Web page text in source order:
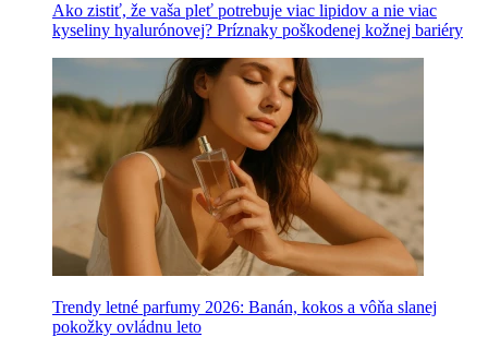
Ako zistiť, že vaša pleť potrebuje viac lipidov a nie viac
kyseliny hyalurónovej? Príznaky poškodenej kožnej bariéry
Trendy letné parfumy 2026: Banán, kokos a vôňa slanej
pokožky ovládnu leto